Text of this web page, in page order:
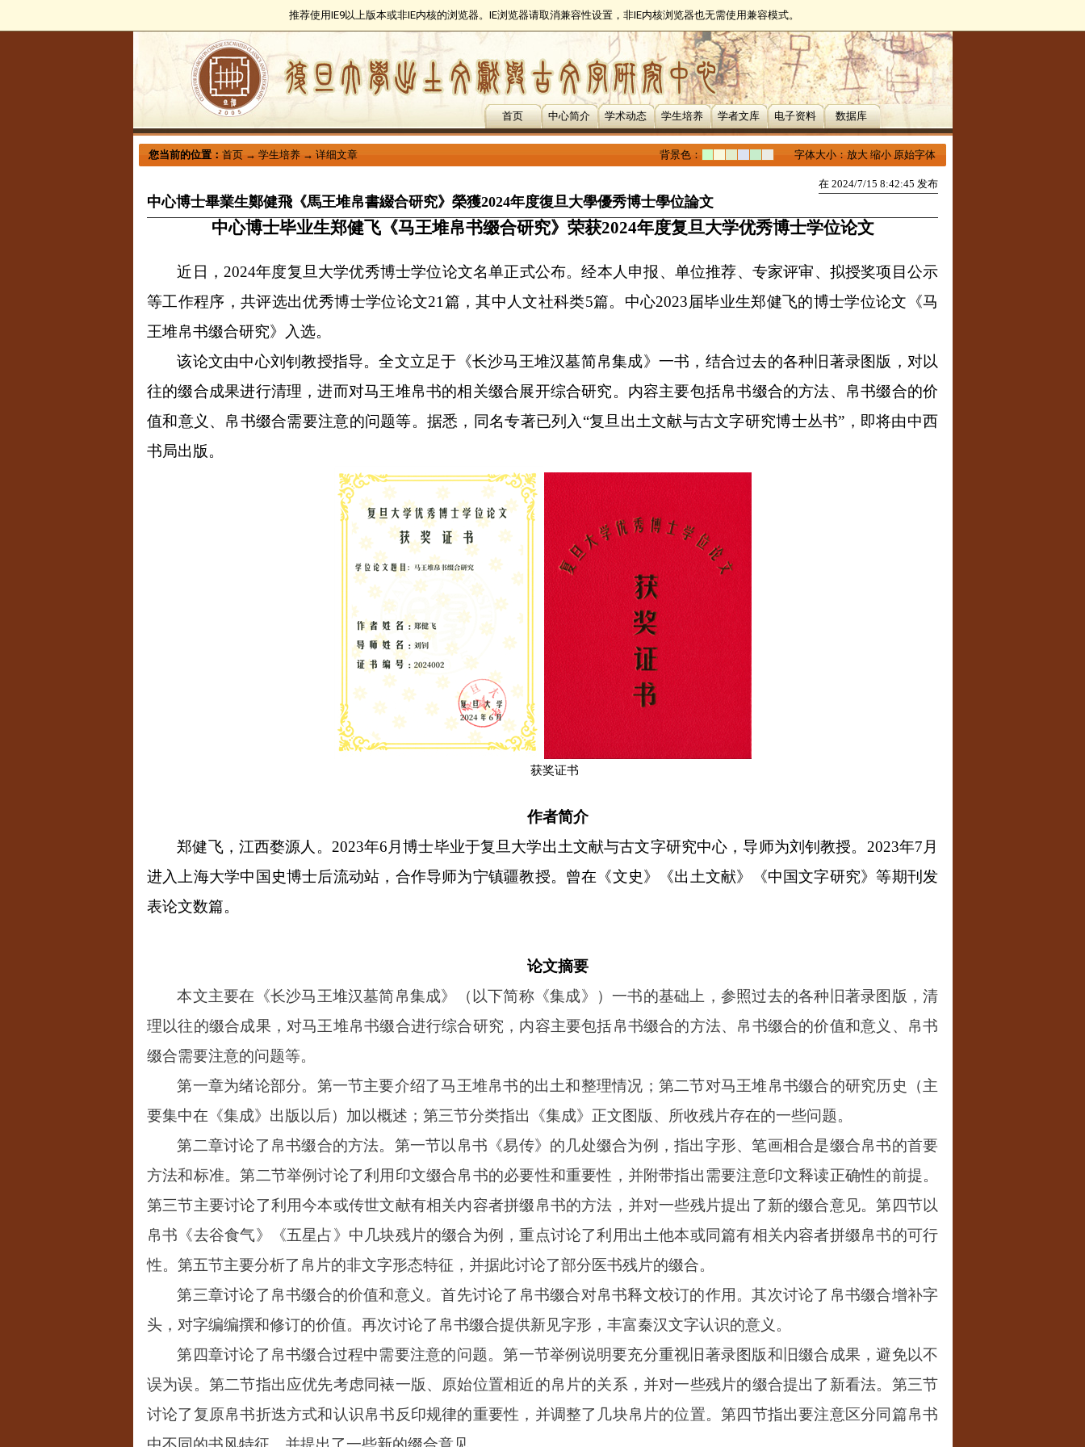
推荐使用IE9以上版本或非IE内核的浏览器。IE浏览器请取消兼容性设置，非IE内核浏览器也无需使用兼容模式。
首页 中心简介 学术动态 学生培养 学者文库 电子资料 数据库
您当前的位置： 首页 → 学生培养 → 详细文章 背景色： 字体大小： 放大 缩小 原始字体
中心博士畢業生鄭健飛《馬王堆帛書綴合研究》榮獲2024年度復旦大學優秀博士學位論文
在 2024/7/15 8:42:45 发布
中心博士毕业生郑健飞《马王堆帛书缀合研究》荣获2024年度复旦大学优秀博士学位论文
近日， 2024年度复旦大学优秀博士学位论文名单正式公布。经本人申报、单位推荐、专家评审、拟授奖项目公示
等工作程序，共评选出优秀博士学位论文21 篇，其中人文社科类5篇。中心2023届毕业生郑健飞的博士学位论文《马
王堆帛书缀合研究》入选。
该论文由中心刘钊教授指导。全文立足于《长沙马王堆汉墓简帛集成》一书，结合过去的各种旧著录图版，对以
往的缀合成果进行清理，进而对马王堆帛书的相关缀合展开综合研究。内容主要包括帛书缀合的方法、帛书缀合的价
值和意义、帛书缀合需要注意的问题等。据悉，同名专著已列入“复旦出土文献与古文字研究博士丛书”，即将由中西
书局出版。
获奖证书
作者简介
郑健飞，江西婺源人。 2023年6 月博士毕业于复旦大学出土文献与古文字研究中心，导师为刘钊教授。 2023年7 月
进入上海大学中国史博士后流动站，合作导师为宁镇疆教授。曾在《文史》《出土文献》《中国文字研究》等期刊发
表论文数篇。
论文摘要
本文主要在《长沙马王堆汉墓简帛集成》（以下简称《集成》）一书的基础上，参照过去的各种旧著录图版，清
理以往的缀合成果，对马王堆帛书缀合进行综合研究，内容主要包括帛书缀合的方法、帛书缀合的价值和意义、帛书
缀合需要注意的问题等。
第一章为绪论部分。第一节主要介绍了马王堆帛书的出土和整理情况；第二节对马王堆帛书缀合的研究历史（主
要集中在《集成》出版以后）加以概述；第三节分类指出《集成》正文图版、所收残片存在的一些问题。
第二章讨论了帛书缀合的方法。第一节以帛书《易传》的几处缀合为例，指出字形、笔画相合是缀合帛书的首要
方法和标准。第二节举例讨论了利用印文缀合帛书的必要性和重要性，并附带指出需要注意印文释读正确性的前提。
第三节主要讨论了利用今本或传世文献有相关内容者拼缀帛书的方法，并对一些残片提出了新的缀合意见。第四节以
帛书《去谷食气》《五星占》中几块残片的缀合为例，重点讨论了利用出土他本或同篇有相关内容者拼缀帛书的可行
性。第五节主要分析了帛片的非文字形态特征，并据此讨论了部分医书残片的缀合。
第三章讨论了帛书缀合的价值和意义。首先讨论了帛书缀合对帛书释文校订的作用。其次讨论了帛书缀合增补字
头，对字编编撰和修订的价值。再次讨论了帛书缀合提供新见字形，丰富秦汉文字认识的意义。
第四章讨论了帛书缀合过程中需要注意的问题。第一节举例说明要充分重视旧著录图版和旧缀合成果，避免以不
误为误。第二节指出应优先考虑同裱一版、原始位置相近的帛片的关系，并对一些残片的缀合提出了新看法。第三节
讨论了复原帛书折迭方式和认识帛书反印规律的重要性，并调整了几块帛片的位置。第四节指出要注意区分同篇帛书